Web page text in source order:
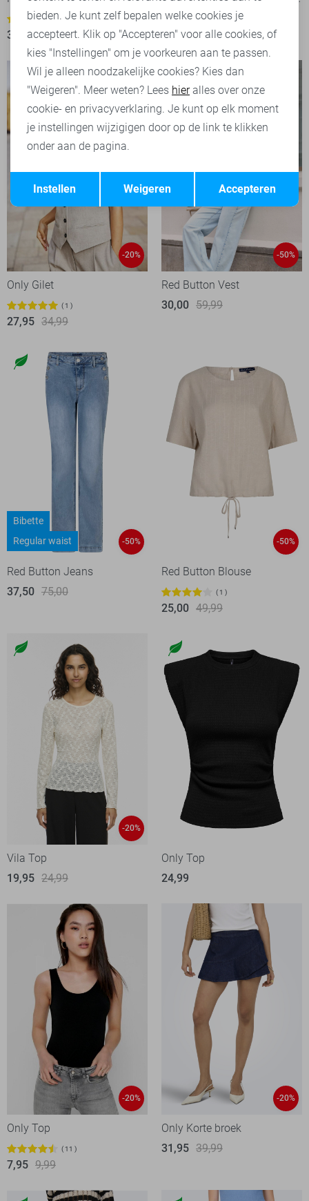
2
30,00 59,99
12
15,95 19,99
-20%
Only Gilet
1
27,95 34,99
-50%
Red Button Vest
30,00 59,99
Bibette
Regular waist
-50%
Red Button Jeans
37,50 75,00
-50%
Red Button Blouse
1
25,00 49,99
-20%
Vila Top
19,95 24,99
Only Top
24,99
-20%
Only Top
11
7,95 9,99
-20%
Only Korte broek
31,95 39,99
Terug Opslaan
bieden. Je kunt zelf bepalen welke cookies je
accepteert. Klik op "Accepteren" voor alle cookies, of
kies "Instellingen" om je voorkeuren aan te passen.
Wil je alleen noodzakelijke cookies? Kies dan
"Weigeren". Meer weten? Lees hieralles over onze
cookie- en privacyverklaring. Je kunt op elk moment
je instellingen wijzigigen door op de link te klikken
onder aan de pagina.
Accepteren
Weigeren
Instellen